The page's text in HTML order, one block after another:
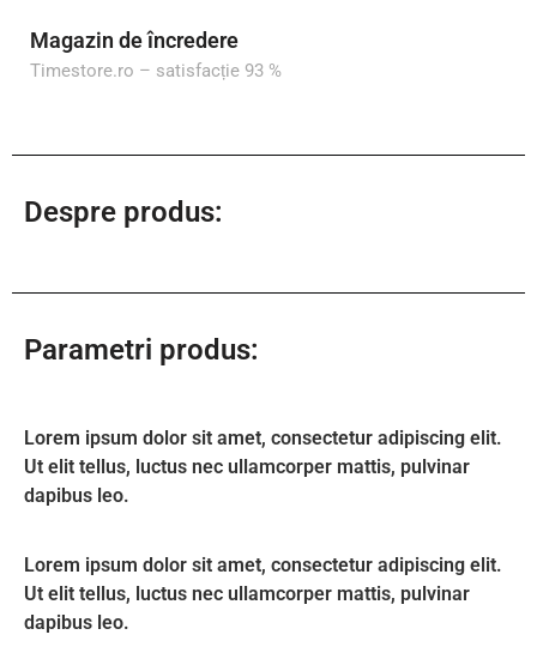
Magazin de încredere
Timestore.ro – satisfacție 93 %
Despre produs:
Parametri produs:
Lorem ipsum dolor sit amet, consectetur adipiscing elit.
Ut elit tellus, luctus nec ullamcorper mattis, pulvinar
dapibus leo.
Lorem ipsum dolor sit amet, consectetur adipiscing elit.
Ut elit tellus, luctus nec ullamcorper mattis, pulvinar
dapibus leo.